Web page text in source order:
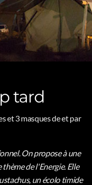
tard
et 3 masques de et par
On propose à une
de l'Energie. Elle
un écolo timide